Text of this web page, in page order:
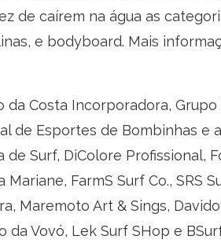
de caírem na água as
e bodyboard. Mais
Costa Incorporadora, Grupo
de Esportes de Bombinhas e
de Surf, DiColore Profissional,
FarmS Surf Co., SRS
Maremoto Art & Sings,
da Vovó, Lek Surf SHop e